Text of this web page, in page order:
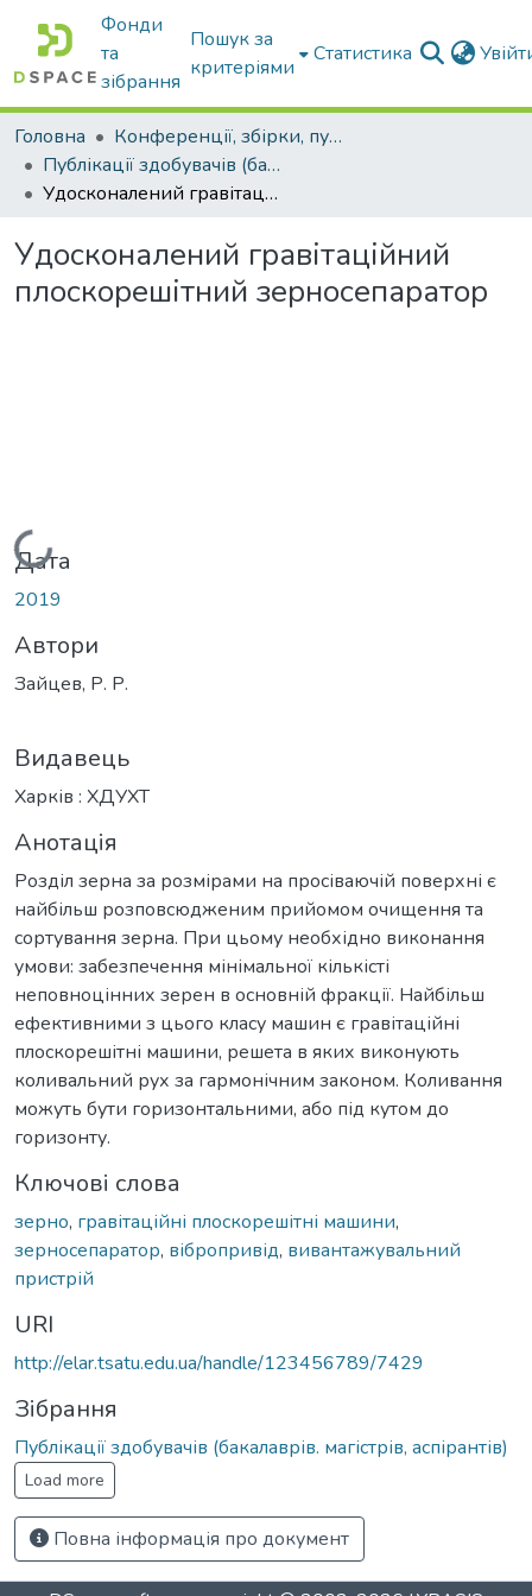
Фонди
та
зібрання
Пошук за
критеріями
Статистика
Головна
Конференції, збірки, публікації молодих вчених і здобувачів : магістрів, бакалаврів, аспірантів.
Публікації здобувачів (бакалаврів. магістрів, аспірантів)
Удосконалений гравітаційний плоскорешітний зерносепаратор
Удосконалений гравітаційний
плоскорешітний зерносепаратор
Вантажиться...
Дата
2019
Автори
Зайцев, Р. Р.
Видавець
Харків : ХДУХТ
Анотація
Розділ зерна за розмірами на просіваючій поверхні є
найбільш розповсюдженим прийомом очищення та
сортування зерна. При цьому необхідно виконання
умови: забезпечення мінімальної кількісті
неповноцінних зерен в основній фракції. Найбільш
ефективними з цього класу машин є гравітаційні
плоскорешітні машини, решета в яких виконують
коливальний рух за гармонічним законом. Коливання
можуть бути горизонтальними, або під кутом до
горизонту.
Ключові слова
зерно, гравітаційні плоскорешітні машини,
зерносепаратор, вібропривід, вивантажувальний
пристрій
URI
http://elar.tsatu.edu.ua/handle/123456789/7429
Зібрання
Публікації здобувачів (бакалаврів. магістрів, аспірантів)
Load more
Повна інформація про документ